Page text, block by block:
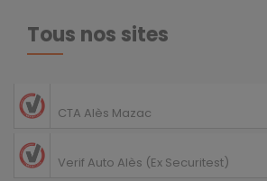
Tous nos sites
CTA Alès Mazac
Verif Auto Alès (Ex Securitest)